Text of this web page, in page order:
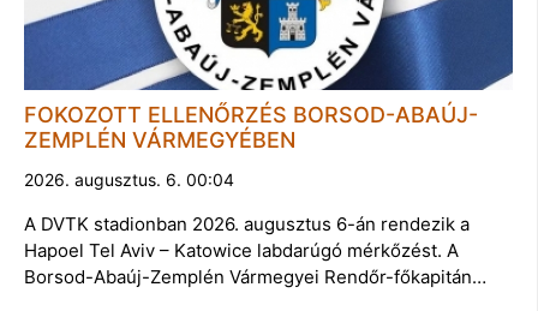
FOKOZOTT ELLENŐRZÉS BORSOD-ABAÚJ-
ZEMPLÉN VÁRMEGYÉBEN
2026. augusztus. 6. 00:04
A DVTK stadionban 2026. augusztus 6-án rendezik a
Hapoel Tel Aviv – Katowice labdarúgó mérkőzést. A
Borsod-Abaúj-Zemplén Vármegyei Rendőr-főkapitán…